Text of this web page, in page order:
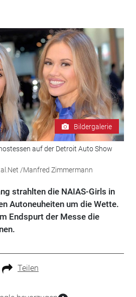
Bildergalerie
auf der Detroit Auto Show
/Manfred Zimmermann
strahlten die NAIAS-Girls in
Autoneuheiten um die Wette.
Endspurt der Messe die
Teilen